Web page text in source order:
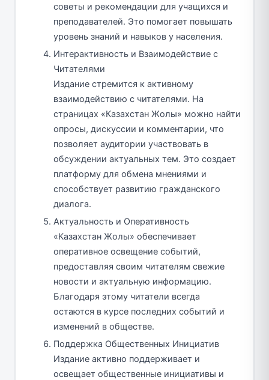
советы и рекомендации для учащихся и
преподавателей. Это помогает повышать
уровень знаний и навыков у населения.
Интерактивность и Взаимодействие с
Читателями
Издание стремится к активному
взаимодействию с читателями. На
страницах «Казахстан Жолы» можно найти
опросы, дискуссии и комментарии, что
позволяет аудитории участвовать в
обсуждении актуальных тем. Это создает
платформу для обмена мнениями и
способствует развитию гражданского
диалога.
Актуальность и Оперативность
«Казахстан Жолы» обеспечивает
оперативное освещение событий,
предоставляя своим читателям свежие
новости и актуальную информацию.
Благодаря этому читатели всегда
остаются в курсе последних событий и
изменений в обществе.
Поддержка Общественных Инициатив
Издание активно поддерживает и
освещает общественные инициативы и